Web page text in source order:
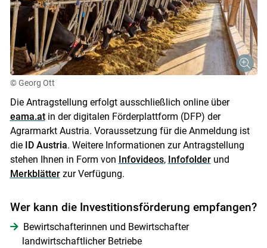
© Georg Ott
Die Antragstellung erfolgt ausschließlich online über
eama.at in der digitalen Förderplattform (DFP) der
Agrarmarkt Austria. Voraussetzung für die Anmeldung ist
die ID Austria. Weitere Informationen zur Antragstellung
stehen Ihnen in Form von Infovideos, Infofolderund
Merkblätterzur Verfügung.
Wer kann die Investitionsförderung empfangen?
Bewirtschafterinnen und Bewirtschafter
landwirtschaftlicher Betriebe